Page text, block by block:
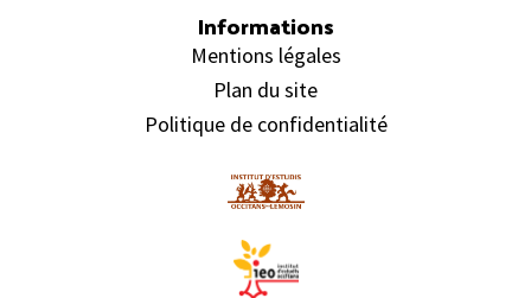
Informations
Mentions légales
Plan du site
Politique de confidentialité